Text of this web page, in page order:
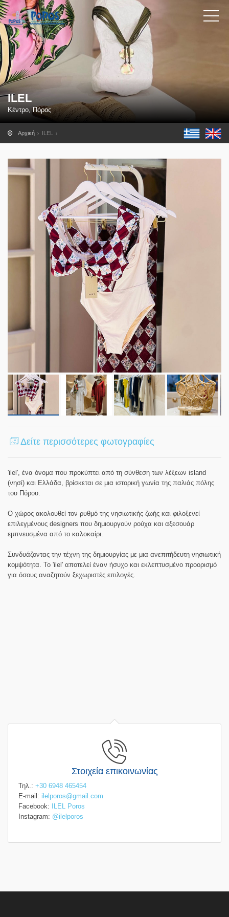
ILEL
Κέντρο, Πόρος
Αρχική ILEL
Δείτε περισσότερες φωτογραφίες
'ilel', ένα όνομα που προκύπτει από τη σύνθεση των λέξεων island
(νησί) και Ελλάδα, βρίσκεται σε μια ιστορική γωνία της παλιάς πόλης
του Πόρου.
Ο χώρος ακολουθεί τον ρυθμό της νησιωτικής ζωής και φιλοξενεί
επιλεγμένους designers που δημιουργούν ρούχα και αξεσουάρ
εμπνευσμένα από το καλοκαίρι.
Συνδυάζοντας την τέχνη της δημιουργίας με μια ανεπιτήδευτη νησιωτική
κομψότητα. Το 'ilel' αποτελεί έναν ήσυχο και εκλεπτυσμένο προορισμό
για όσους αναζητούν ξεχωριστές επιλογές.
Στοιχεία επικοινωνίας
Τηλ.: +30 6948 465454
E-mail: ilelporos@gmail.com
Facebook:
ILEL Poros
Instagram: @ilelporos